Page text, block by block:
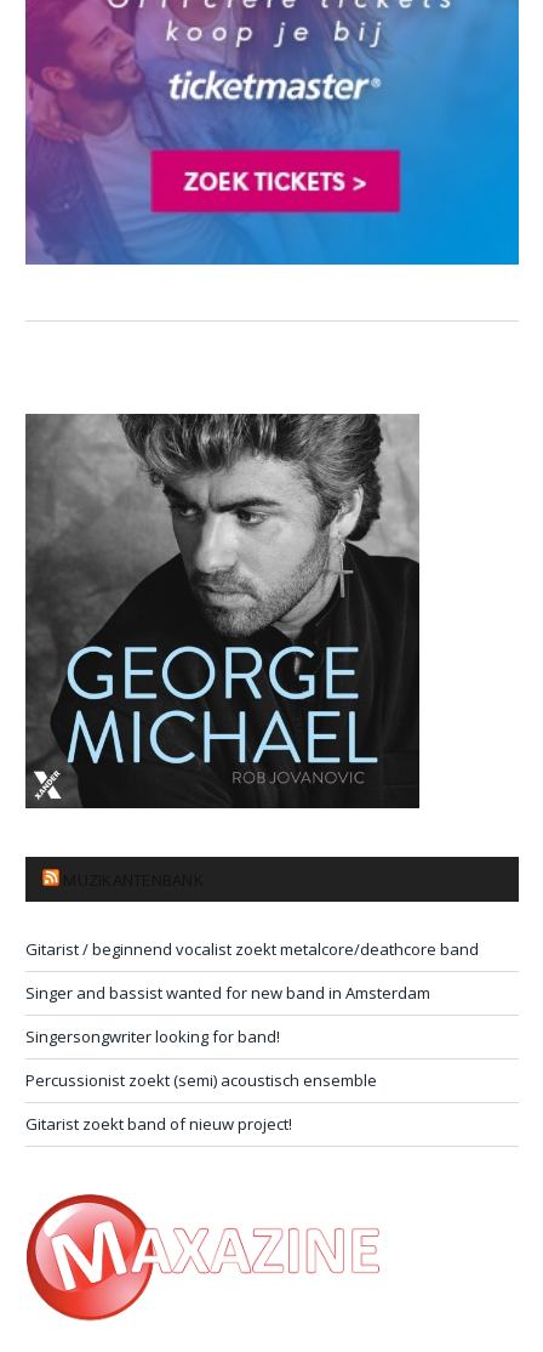
Gitarist / beginnend vocalist zoekt metalcore/deathcore band
Singer and bassist wanted for new band in Amsterdam
Singersongwriter looking for band!
Percussionist zoekt (semi) acoustisch ensemble
Gitarist zoekt band of nieuw project!